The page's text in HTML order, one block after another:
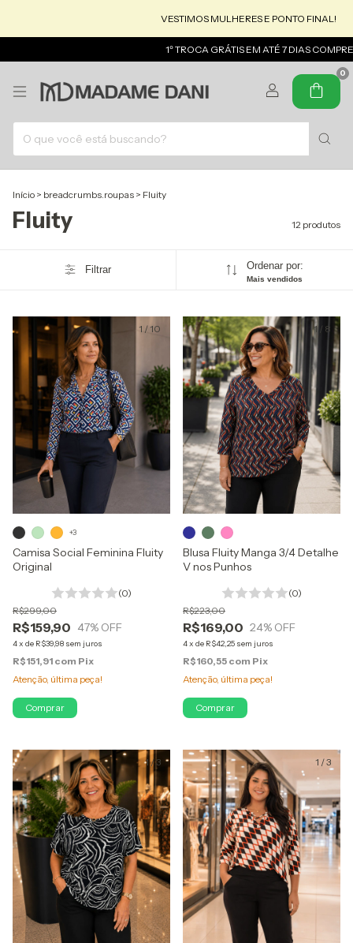
VESTIMOS MULHERES E PONTO FINAL!
1º TROCA GRÁTIS EM ATÉ 7 DIAS COMPRE E
0
Início > breadcrumbs.roupas > Fluity
Fluity 12 produtos
Filtrar Ordenar por:
Mais vendidos
1 /10
Camisa Social Feminina Fluity
Original
(0)
R$159,90
R$299,00
47% OFF
4x de R$39,98 sem juros
R$151,91 com Pix
Atenção, última peça!
+3
Comprar
1/ 8
Blusa Fluity Manga 3/4 Detalhe
V nos Punhos
(0)
R$169,00
R$223,00
24% OFF
4x de R$42,25 sem juros
R$160,55 com Pix
Atenção, última peça!
Comprar
1/3 1 /3